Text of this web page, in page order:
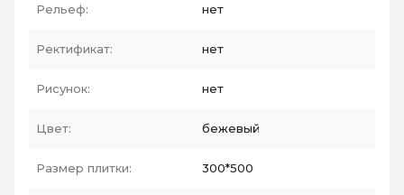
Рельеф: нет
Ректификат: нет
Рисунок: нет
Цвет: бежевый
Размер плитки: 300*500